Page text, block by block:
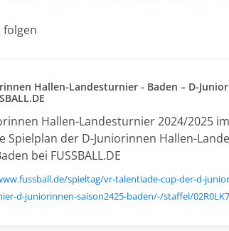
Hallen-Landesturnier - Baden – D-
Hallen-Landesturnier 2024/2025
Spielplan der D-Juniorinnen Hallen-
bei FUSSBALL.DE
spieltag/vr-talentiade-cup-der-d-
d-juniorinnen-saison2425-baden/-/staffel/